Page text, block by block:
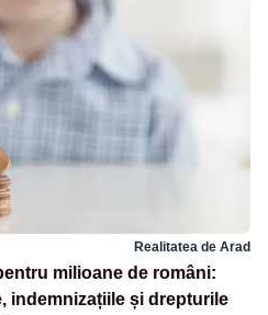
Realitatea de Arad
milioane de români:
indemnizațiile și drepturile